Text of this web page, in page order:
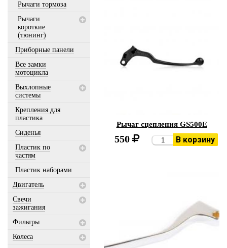
Рычаги тормоза
Рычаги
короткие
(тюнинг)
Приборные панели
Все замки
мотоцикла
Выхлопные
системы
Крепления для
пластика
Сиденья
Пластик по
частям
Пластик наборами
Двигатель
Свечи
зажигания
Фильтры
Колеса
Рычаг сцепления GS500E
550 В корзину